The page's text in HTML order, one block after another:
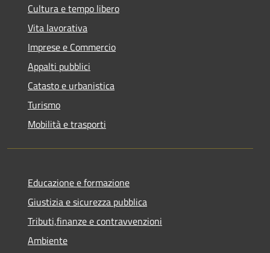
Cultura e tempo libero
Vita lavorativa
Imprese e Commercio
Appalti pubblici
Catasto e urbanistica
Turismo
Mobilità e trasporti
Educazione e formazione
Giustizia e sicurezza pubblica
Tributi,finanze e contravvenzioni
Ambiente